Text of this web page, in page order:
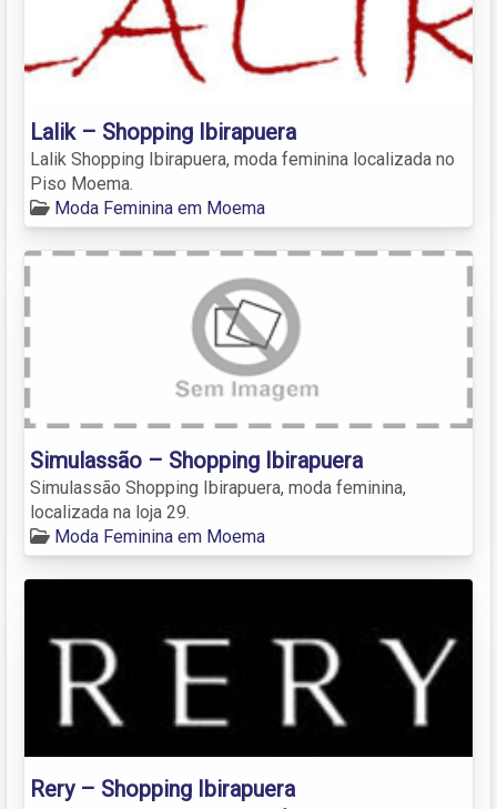
Lalik – Shopping Ibirapuera
Lalik Shopping Ibirapuera, moda feminina localizada no
Piso Moema.
Moda Feminina em Moema
Simulassão – Shopping Ibirapuera
Simulassão Shopping Ibirapuera, moda feminina,
localizada na loja 29.
Moda Feminina em Moema
Rery – Shopping Ibirapuera